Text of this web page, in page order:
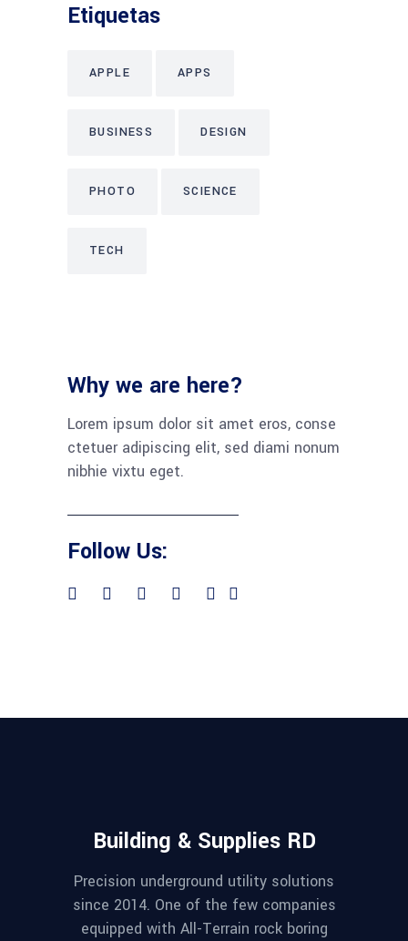
Etiquetas
APPLE APPS
BUSINESS DESIGN
PHOTO SCIENCE
TECH
Why we are here?
Lorem ipsum dolor sit amet eros, conse
ctetuer adipiscing elit, sed diami nonum
nibhie vixtu eget.
Follow Us:
Building & Supplies RD
Precision underground utility solutions
since 2014. One of the few companies
equipped with All-Terrain rock boring